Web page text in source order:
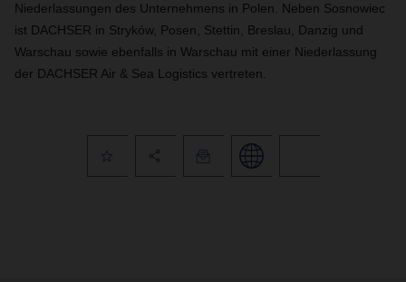
Niederlassungen des Unternehmens in Polen. Neben Sosnowiec
ist DACHSER in Stryków, Posen, Stettin, Breslau, Danzig und
Warschau sowie ebenfalls in Warschau mit einer Niederlassung
der DACHSER Air & Sea Logistics vertreten.